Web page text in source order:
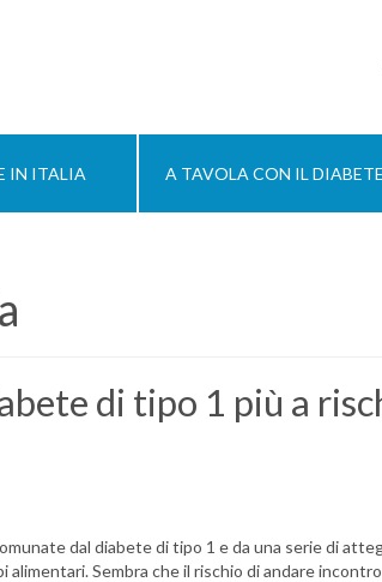
IN ITALIA A TAVOLA CON IL DIABETE
di tipo 1 più a
dal diabete di tipo 1 e da una serie di
alimentari. Sembra che il rischio di andare